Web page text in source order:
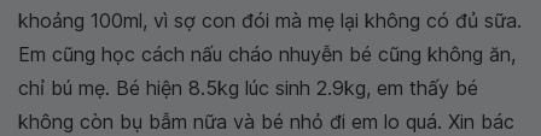
khoảng 100ml, vì sợ con đói mà mẹ lại không có đủ sữa.
Em cũng học cách nấu cháo nhuyễn bé cũng không ăn,
chỉ bú mẹ. Bé hiện 8.5kg lúc sinh 2.9kg, em thấy bé
không còn bụ bẫm nữa và bé nhỏ đi em lo quá. Xin bác